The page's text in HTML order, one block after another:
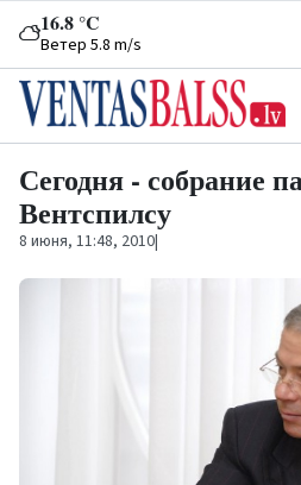
16.8 °C
Ветер 5.8 m/s
Сегодня - собрание
Вентспилсу
8 июня, 11:48, 2010|